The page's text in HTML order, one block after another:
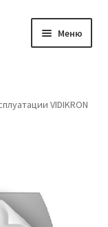
Меню
VIDIKRON